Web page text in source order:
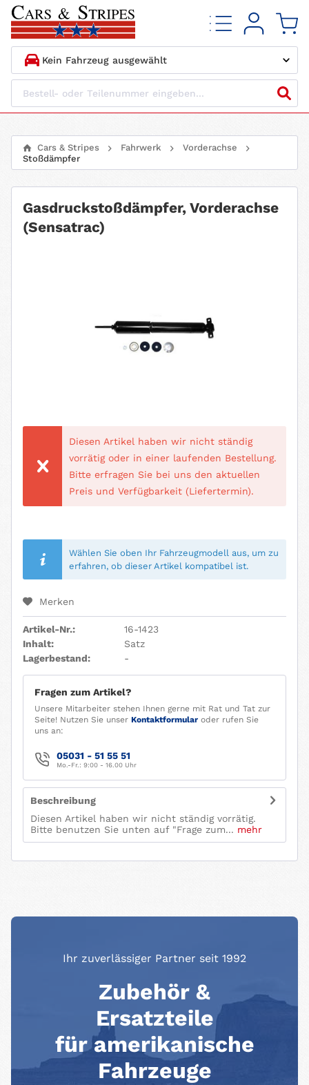
1. HERSTELLER
3. BAUJAHR
4. MOTORTYP
Cars & Stripes Fahrwerk
Vorderachse
Stoßdämpfer
Gasdruckstoßdämpfer, Vorderachse
(Sensatrac)
Diesen Artikel haben wir nicht ständig
vorrätig oder in einer laufenden Bestellung.
Bitte erfragen Sie bei uns den aktuellen
Preis und Verfügbarkeit (Liefertermin).
Wählen Sie oben Ihr Fahrzeugmodell aus, um zu
erfahren, ob dieser Artikel kompatibel ist.
Merken
Artikel-Nr.:
16-1423
Inhalt:
Satz
Lagerbestand:
-
Fragen zum Artikel?
Unsere Mitarbeiter stehen Ihnen gerne mit Rat und Tat zur
Seite! Nutzen Sie unser Kontaktformular oder rufen Sie
uns an:
05031 - 51 55 51
Mo.-Fr.: 9:00 - 16.00 Uhr
Beschreibung
Diesen Artikel haben wir nicht ständig vorrätig.
Bitte benutzen Sie unten auf "Frage zum... mehr
Ihr zuverlässiger Partner seit 1992
Zubehör &
Ersatzteile
für amerikanische
Fahrzeuge